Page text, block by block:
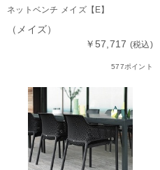
ネットベンチ メイズ【E】
（メイズ）
￥57,717 (税込)
577ポイント